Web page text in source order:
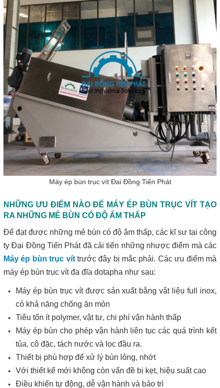
Máy ép bùn trục vít Đai Đồng Tiến Phát
NHỮNG ƯU ĐIỂM NÀO ĐỂ MÁY ÉP BÙN TRỤC VÍT TẠO
RA NHỮNG MẺ BÙN CÓ ĐỘ ẨM THẤP
Để đạt được những mẻ bùn có độ âm thấp, các kĩ sư tại công
ty Đại Đồng Tiến Phát đã cải tiến những nhược điểm mà các
Máy ép bùn trục vít trước đây bị mắc phải. Các ưu điểm mà
máy ép bùn trục vít đa đĩa dotapha như sau:
Máy ép bùn trục vít được sản xuất bằng vật liệu full inox,
có khả năng chống ăn mòn
Tiêu tốn ít polymer, vật tư, chi phí vận hành thấp
Máy ép bùn cho phép vận hành liên tục các quá trình kết
tủa, cô đặc, tách nước và lọc đầu ra.
Thiết bị phù hợp để xử lý bùn lỏng, nhớt
Với thiết kế mới không còn vấn đề bị kẹt, hiệu suất cao
Điều khiển tự động, dễ vận hành và bảo trì